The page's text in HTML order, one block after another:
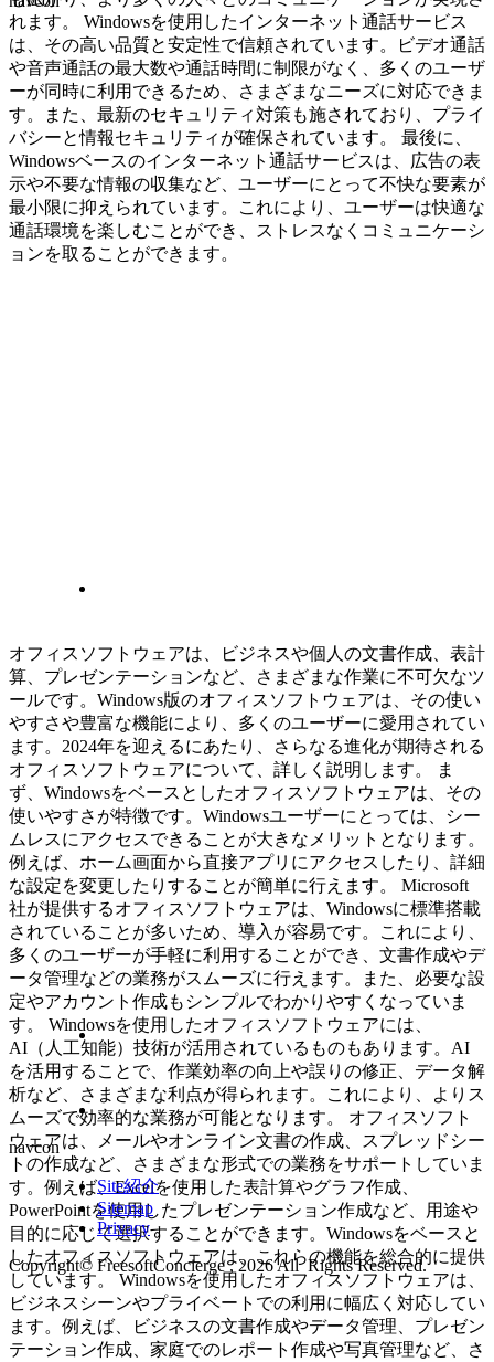
れます。 Windowsを使用したインターネット通話サービス
は、その高い品質と安定性で信頼されています。ビデオ通話
や音声通話の最大数や通話時間に制限がなく、多くのユーザ
ーが同時に利用できるため、さまざまなニーズに対応できま
す。また、最新のセキュリティ対策も施されており、プライ
バシーと情報セキュリティが確保されています。 最後に、
Windowsベースのインターネット通話サービスは、広告の表
示や不要な情報の収集など、ユーザーにとって不快な要素が
最小限に抑えられています。これにより、ユーザーは快適な
通話環境を楽しむことができ、ストレスなくコミュニケーシ
ョンを取ることができます。
オフィスソフトウェアは、ビジネスや個人の文書作成、表計
算、プレゼンテーションなど、さまざまな作業に不可欠なツ
ールです。Windows版のオフィスソフトウェアは、その使い
やすさや豊富な機能により、多くのユーザーに愛用されてい
ます。2024年を迎えるにあたり、さらなる進化が期待される
オフィスソフトウェアについて、詳しく説明します。 ま
ず、Windowsをベースとしたオフィスソフトウェアは、その
使いやすさが特徴です。Windowsユーザーにとっては、シー
ムレスにアクセスできることが大きなメリットとなります。
例えば、ホーム画面から直接アプリにアクセスしたり、詳細
な設定を変更したりすることが簡単に行えます。 Microsoft
社が提供するオフィスソフトウェアは、Windowsに標準搭載
されていることが多いため、導入が容易です。これにより、
多くのユーザーが手軽に利用することができ、文書作成やデ
ータ管理などの業務がスムーズに行えます。また、必要な設
定やアカウント作成もシンプルでわかりやすくなっていま
す。 Windowsを使用したオフィスソフトウェアには、
AI（人工知能）技術が活用されているものもあります。AI
を活用することで、作業効率の向上や誤りの修正、データ解
析など、さまざまな利点が得られます。これにより、よりス
ムーズで効率的な業務が可能となります。 オフィスソフト
ウェアは、メールやオンライン文書の作成、スプレッドシー
トの作成など、さまざまな形式での業務をサポートしていま
す。例えば、Excelを使用した表計算やグラフ作成、
PowerPointを使用したプレゼンテーション作成など、用途や
目的に応じて選択することができます。Windowsをベースと
したオフィスソフトウェアは、これらの機能を総合的に提供
しています。 Windowsを使用したオフィスソフトウェアは、
ビジネスシーンやプライベートでの利用に幅広く対応してい
ます。例えば、ビジネスの文書作成やデータ管理、プレゼン
テーション作成、家庭でのレポート作成や写真管理など、さ
navcon
Site紹介
Sitemap
Privacy
Copyright© FreesoftConcierge , 2026 All Rights Reserved.